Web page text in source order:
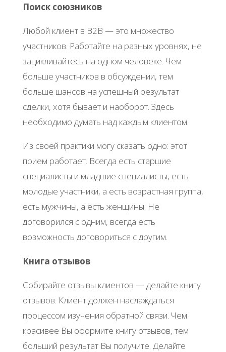
Поиск союзников
Любой клиент в B2B — это множество
участников. Работайте на разных уровнях, не
зацикливайтесь на одном человеке. Чем
больше участников в обсуждении, тем
больше шансов на успешный результат
сделки, хотя бывает и наоборот. Здесь
необходимо думать над каждым клиентом.
Из своей практики могу сказать одно: этот
прием работает. Всегда есть старшие
специалисты и младшие специалисты, есть
молодые участники, а есть возрастная группа,
есть мужчины, а есть женщины. Не
договорился с одним, всегда есть
возможность договориться с другим.
Книга отзывов
Собирайте отзывы клиентов — делайте книгу
отзывов. Клиент должен наслаждаться
процессом изучения обратной связи. Чем
красивее Вы оформите книгу отзывов, тем
больший результат Вы получите. Делайте